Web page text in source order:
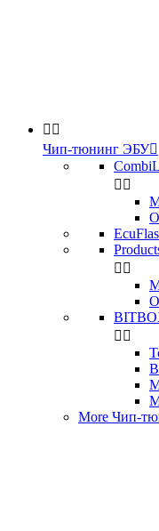
 
Чип-тюнинг ЭБУ
 
 
 
More Чип-